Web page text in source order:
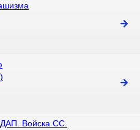
Войска СС.